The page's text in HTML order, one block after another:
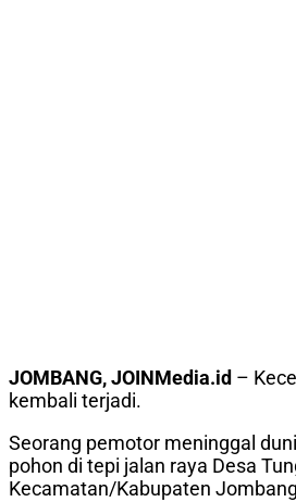
JOMBANG, JOINMedia.id –
kembali terjadi.
Seorang pemotor meninggal
pohon di tepi jalan raya Desa
Kecamatan/Kabupaten